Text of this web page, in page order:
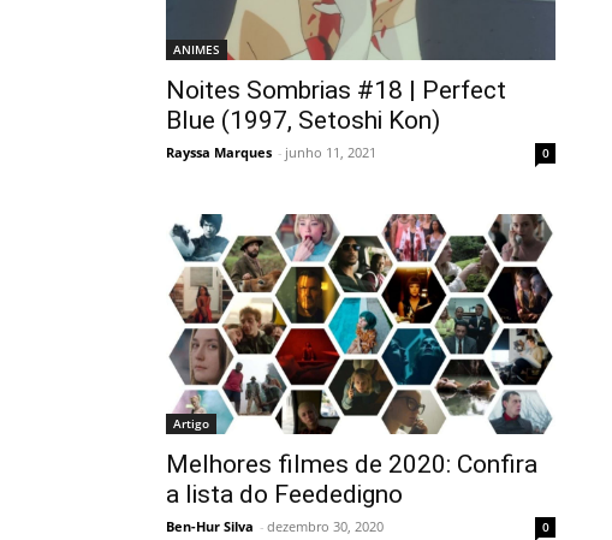
ANIMES
Noites Sombrias #18 | Perfect
Blue (1997, Setoshi Kon)
Rayssa Marques - junho 11, 2021 0
Artigo
Melhores filmes de 2020: Confira
a lista do Feededigno
Ben-Hur Silva - dezembro 30, 2020 0